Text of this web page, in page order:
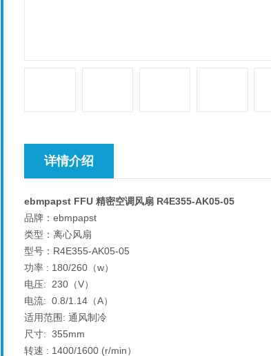
详情介绍
ebmpapst FFU 精密空调风扇 R4E355-AK05-05
品牌：ebmpapst
类型：离心风扇
型号：R4E355-AK05-05
功率 : 180/260（w）
电压: 230（V）
电流: 0.8/1.14（A）
适用范围: 通风制冷
尺寸: 355mm
转速 : 1400/1600 (r/min）